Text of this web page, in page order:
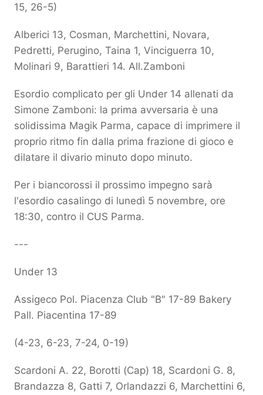
15, 26-5)
Alberici 13, Cosman, Marchettini, Novara,
Pedretti, Perugino, Taina 1, Vinciguerra 10,
Molinari 9, Barattieri 14. All.Zamboni
Esordio complicato per gli Under 14 allenati da
Simone Zamboni: la prima avversaria è una
solidissima Magik Parma, capace di imprimere il
proprio ritmo fin dalla prima frazione di gioco e
dilatare il divario minuto dopo minuto.
Per i biancorossi il prossimo impegno sarà
l'esordio casalingo di lunedì 5 novembre, ore
18:30, contro il CUS Parma.
---
Under 13
Assigeco Pol. Piacenza Club "B" 17-89 Bakery
Pall. Piacentina 17-89
(4-23, 6-23, 7-24, 0-19)
Scardoni A. 22, Borotti (Cap) 18, Scardoni G. 8,
Brandazza 8, Gatti 7, Orlandazzi 6, Marchettini 6,